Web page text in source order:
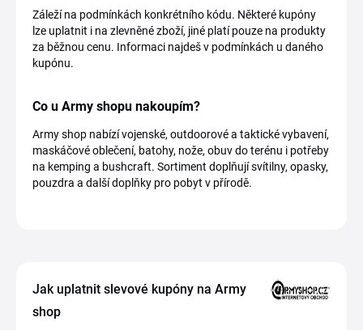
Záleží na podmínkách konkrétního kódu. Některé kupóny
lze uplatnit i na zlevněné zboží, jiné platí pouze na produkty
za běžnou cenu. Informaci najdeš v podmínkách u daného
kupónu.
Co u Army shopu nakoupím?
Army shop nabízí vojenské, outdoorové a taktické vybavení,
maskáčové oblečení, batohy, nože, obuv do terénu i potřeby
na kemping a bushcraft. Sortiment doplňují svítilny, opasky,
pouzdra a další doplňky pro pobyt v přírodě.
Jak uplatnit slevové kupóny na Army
shop